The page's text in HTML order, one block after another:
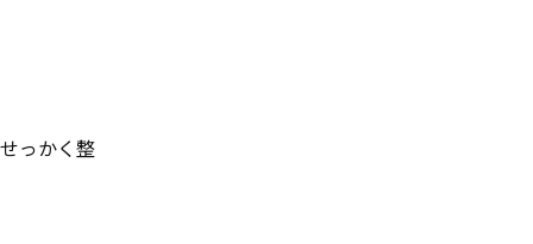
っかく整